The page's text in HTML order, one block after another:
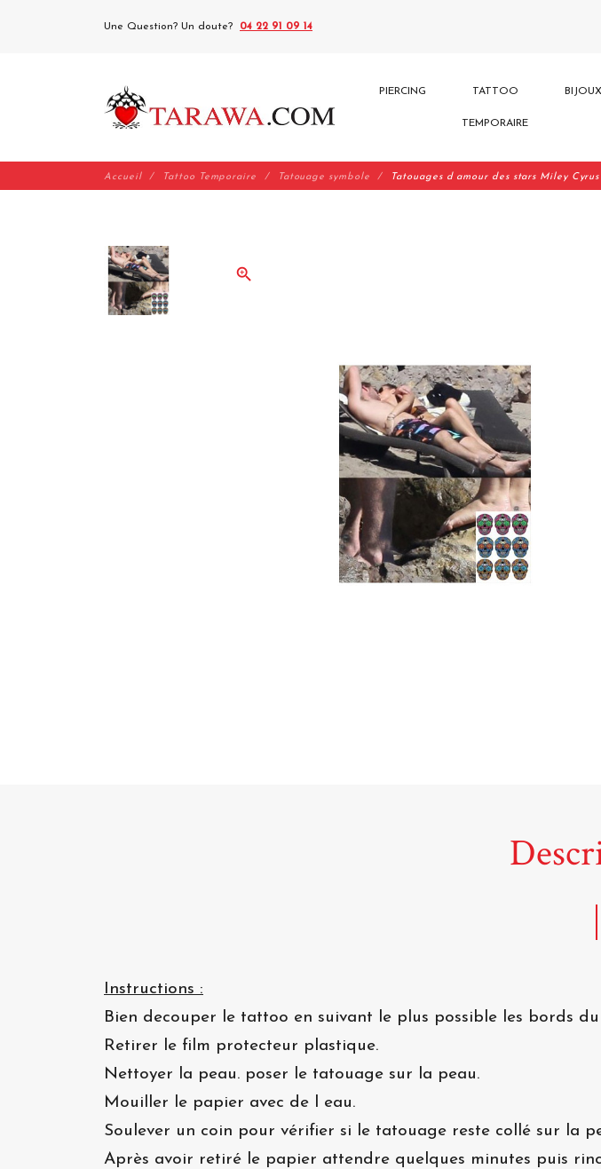
Une Question? Un doute? 04 22 91 09 14
PIERCING TATTOO
TEMPORAIRE
BIJOUX
Accueil Tattoo Temporaire Tatouage symbole Tatouages d amour des stars Miley
zoom_in
Instructions :
Bien decouper le tattoo en suivant le plus possible les bords du
Retirer le film protecteur plastique.
Nettoyer la peau. poser le tatouage sur la peau.
Mouiller le papier avec de l eau.
Soulever un coin pour vérifier si le tatouage reste collé sur la
Après avoir retiré le papier attendre quelques minutes puis